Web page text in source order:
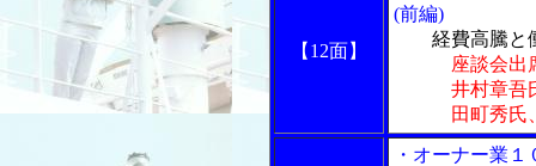
【12面】
(前編)
経費高騰と
座談会
井村章吾氏
田町秀氏、
・オーナー業